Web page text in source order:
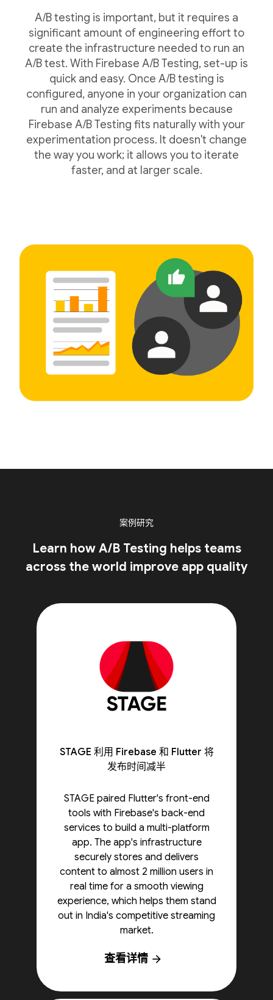
A/B testing is important, but it requires a
significant amount of engineering effort to
create the infrastructure needed to run an
A/B test. With Firebase A/B Testing, set-up is
quick and easy. Once A/B testing is
configured, anyone in your organization can
run and analyze experiments because
Firebase A/B Testing fits naturally with your
experimentation process. It doesn't change
the way you work; it allows you to iterate
faster, and at larger scale.
案例研究
Learn how A/B Testing helps teams
across the world improve app quality
STAGE 利用 Firebase 和 Flutter 将
发布时间减半
STAGE paired Flutter's front-end
tools with Firebase's back-end
services to build a multi-platform
app. The app's infrastructure
securely stores and delivers
content to almost 2 million users in
real time for a smooth viewing
experience, which helps them stand
out in India's competitive streaming
market.
查看详情 arrow_forward